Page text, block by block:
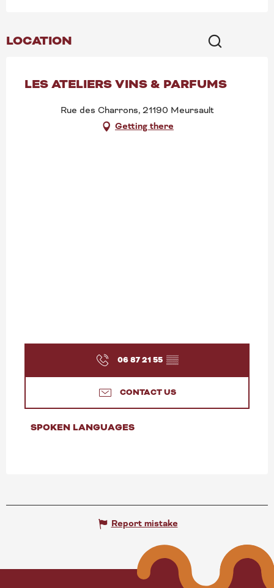
LOCATION
LES ATELIERS VINS & PARFUMS
Rue des Charrons, 21190 Meursault
Getting there
06 87 21 55 ▒▒
CONTACT US
SPOKEN LANGUAGES
SPOKEN LANGUAGES
Report mistake